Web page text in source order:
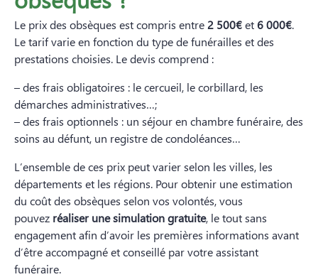
Le prix des obsèques est compris entre 2 500€et 6 000€.
Le tarif varie en fonction du type de funérailles et des
prestations choisies. Le devis comprend :
– des frais obligatoires : le cercueil, le corbillard, les
démarches administratives…;
– des frais optionnels : un séjour en chambre funéraire, des
soins au défunt, un registre de condoléances…
L’ensemble de ces prix peut varier selon les villes, les
départements et les régions. Pour obtenir une estimation
du coût des obsèques selon vos volontés, vous
pouvez réaliser une simulation gratuite, le tout sans
engagement afin d’avoir les premières informations avant
d’être accompagné et conseillé par votre assistant
funéraire.